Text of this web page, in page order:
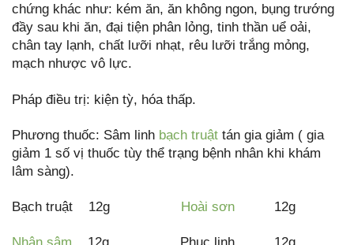
chứng khác như: kém ăn, ăn không ngon, bụng trướng
đầy sau khi ăn, đại tiện phân lỏng, tinh thần uể oải,
chân tay lạnh, chất lưỡi nhạt, rêu lưỡi trắng mỏng,
mạch nhược vô lực.
Pháp điều trị: kiện tỳ, hóa thấp.
Phương thuốc: Sâm linh bạch truật tán gia giảm ( gia
giảm 1 số vị thuốc tùy thể trạng bệnh nhân khi khám
lâm sàng).
Bạch truật 12g Hoài sơn 12g